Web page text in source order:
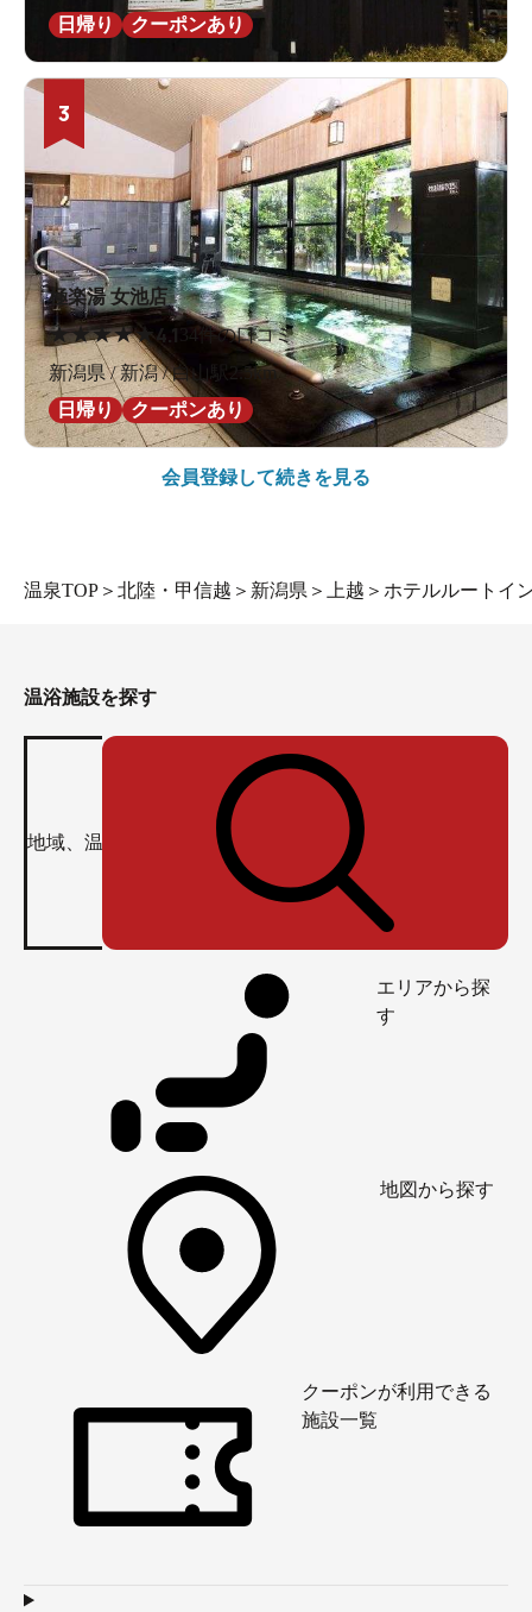
日帰り
クーポンあり
3
極楽湯 女池店
★★★★★4.1
34件の口コミ
新潟県 / 新潟 / 白山駅2.5km
日帰り
クーポンあり
会員登録して続きを見る
温泉TOP ＞ 北陸・甲信越 ＞ 新潟県 ＞ 上越 ＞ ホテルルートイ
温浴施設を探す
エリアから探
す
地図から探す
クーポンが利用できる
施設一覧